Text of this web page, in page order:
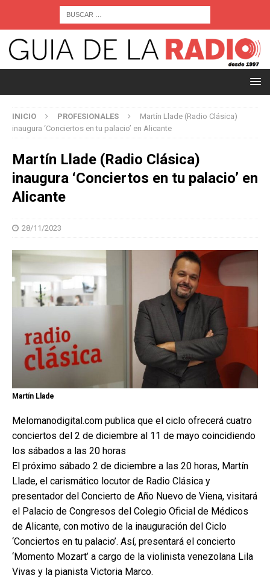
INICIO PROFESIONALES
Martín Llade (Radio Clásica)
inaugura ‘Conciertos en tu palacio’ en Alicante
Martín Llade (Radio Clásica)
inaugura ‘Conciertos en tu palacio’ en
Alicante
28/11/2023
Martín Llade
Melomanodigital.com publica que el ciclo ofrecerá cuatro
conciertos del 2 de diciembre al 11 de mayo coincidiendo
los sábados a las 20 horas
El próximo sábado 2 de diciembre a las 20 horas, Martín
Llade, el carismático locutor de Radio Clásica y
presentador del Concierto de Año Nuevo de Viena, visitará
el Palacio de Congresos del Colegio Oficial de Médicos
de Alicante, con motivo de la inauguración del Ciclo
‘Conciertos en tu palacio’. Así, presentará el concierto
‘Momento Mozart’ a cargo de la violinista venezolana Lila
Vivas y la pianista Victoria Marco.